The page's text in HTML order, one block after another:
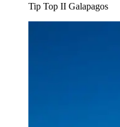
Tip Top II Galapagos